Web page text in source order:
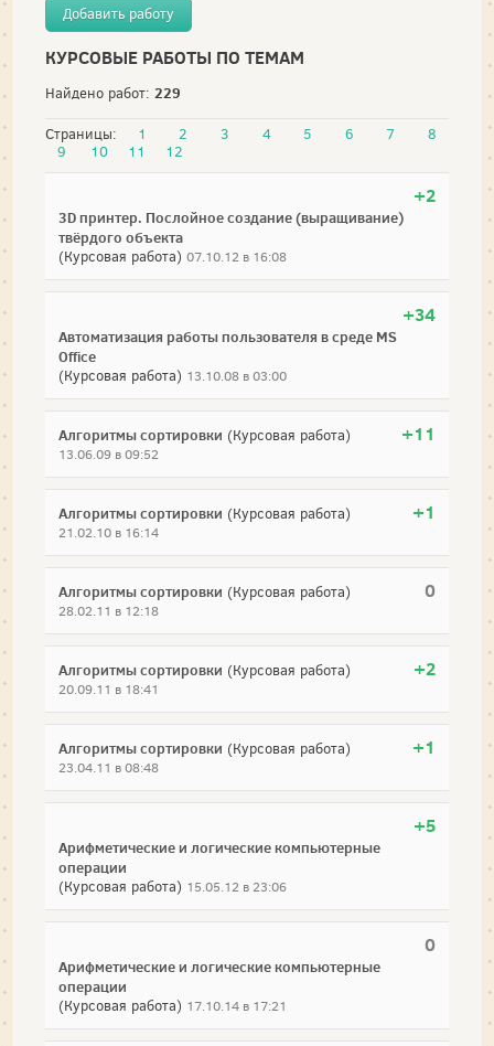
Добавить работу
КУРСОВЫЕ РАБОТЫ ПО ТЕМАМ
Найдено работ: 229
Страницы: 1 2 3 4 5 6 7
8
9
10 11 12
+2
3D принтер. Послойное создание (выращивание)
твёрдого объекта
(Курсовая работа) 07.10.12 в 16:08
+34
Автоматизация работы пользователя в среде MS
Office
(Курсовая работа) 13.10.08 в 03:00
+11
Алгоритмы сортировки (Курсовая работа)
13.06.09 в 09:52
+1
Алгоритмы сортировки (Курсовая работа)
21.02.10 в 16:14
0
Алгоритмы сортировки (Курсовая работа)
28.02.11 в 12:18
+2
Алгоритмы сортировки (Курсовая работа)
20.09.11 в 18:41
+1
Алгоритмы сортировки (Курсовая работа)
23.04.11 в 08:48
+5
Арифметические и логические компьютерные
операции
(Курсовая работа) 15.05.12 в 23:06
0
Арифметические и логические компьютерные
операции
(Курсовая работа) 17.10.14 в 17:21